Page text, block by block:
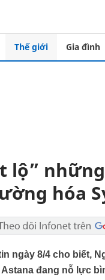
Thế giới Gia đình
lộ”
hóa
ngày 8/4 cho biết,
Astana đang nỗ lực